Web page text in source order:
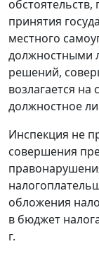
принятия
местного
должностными
решений,
возлагается
должностное
Инспекция не
совершения
обложения
в бюджет
г.